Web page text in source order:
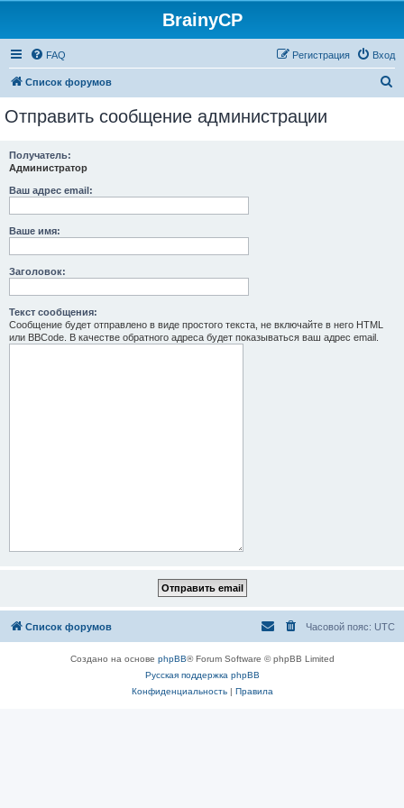
BrainyCP
FAQ Вход
Регистрация
Список форумов
Отправить сообщение администрации
Получатель:
Администратор
Ваш адрес email:
Ваше имя:
Заголовок:
Текст сообщения:
Сообщение будет отправлено в виде простого текста, не включайте в него HTML
или BBCode. В качестве обратного адреса будет показываться ваш адрес email.
Список форумов Часовой пояс: UTC
Создано на основе phpBB® Forum Software © phpBB Limited
Русская поддержка phpBB
Конфиденциальность| Правила